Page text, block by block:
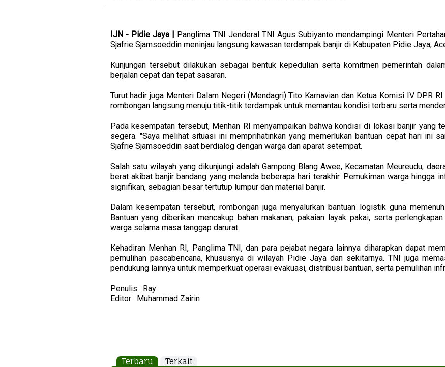
IJN - Pidie Jaya | Panglima TNI Jenderal TNI Agus Subiyanto mendampingi Menteri
Sjafrie Sjamsoeddin meninjau langsung kawasan terdampak banjir di Kabupaten Pidie Jaya,
Kunjungan tersebut dilakukan sebagai bentuk kepedulian serta komitmen pemerintah
berjalan cepat dan tepat sasaran.
Turut hadir juga Menteri Dalam Negeri (Mendagri) Tito Karnavian dan Ketua Komisi IV DPR
rombongan langsung menuju titik-titik terdampak untuk memantau kondisi terbaru serta
Pada kesempatan tersebut, Menhan RI menyampaikan bahwa kondisi di lokasi banjir yang
segera. "Saya melihat situasi ini memprihatinkan yang memerlukan bantuan cepat hari ini
Sjafrie Sjamsoeddin saat berdialog dengan warga dan aparat setempat.
Salah satu wilayah yang dikunjungi adalah Gampong Blang Awee, Kecamatan Meureudu,
berat akibat banjir bandang yang melanda beberapa hari terakhir. Pemukiman warga hingga
signifikan, sebagian besar tertutup lumpur dan material banjir.
Dalam kesempatan tersebut, rombongan juga menyalurkan bantuan logistik guna
Bantuan yang diberikan mencakup bahan makanan, pakaian layak pakai, serta
warga selama masa tanggap darurat.
Kehadiran Menhan RI, Panglima TNI, dan para pejabat negara lainnya diharapkan dapat
pemulihan pascabencana, khususnya di wilayah Pidie Jaya dan sekitarnya. TNI juga
pendukung lainnya untuk memperkuat operasi evakuasi, distribusi bantuan, serta pemulihan
Penulis : Ray
Editor : Muhammad Zairin
Terbaru Terkait